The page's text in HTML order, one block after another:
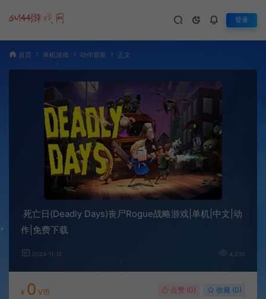
登录
首页 单机游戏 动作冒险 正文
死亡日(Deadly Days)丧尸Rogue战略游戏|单机|中文|动
作|免费下载
2024-11-12 4,230
¥ 0 V币 点赞 (0) 收藏 (0)